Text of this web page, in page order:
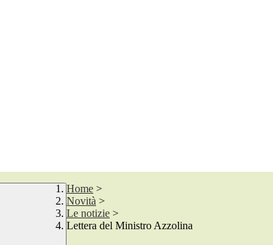
Home >
Novità >
Le notizie >
Lettera del Ministro Azzolina